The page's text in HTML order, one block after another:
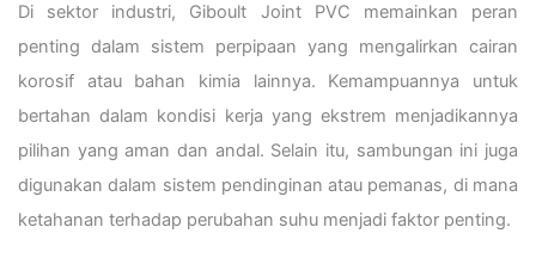
Di sektor industri, Giboult Joint PVC memainkan peran
penting dalam sistem perpipaan yang mengalirkan cairan
korosif atau bahan kimia lainnya. Kemampuannya untuk
bertahan dalam kondisi kerja yang ekstrem menjadikannya
pilihan yang aman dan andal. Selain itu, sambungan ini juga
digunakan dalam sistem pendinginan atau pemanas, di mana
ketahanan terhadap perubahan suhu menjadi faktor penting.